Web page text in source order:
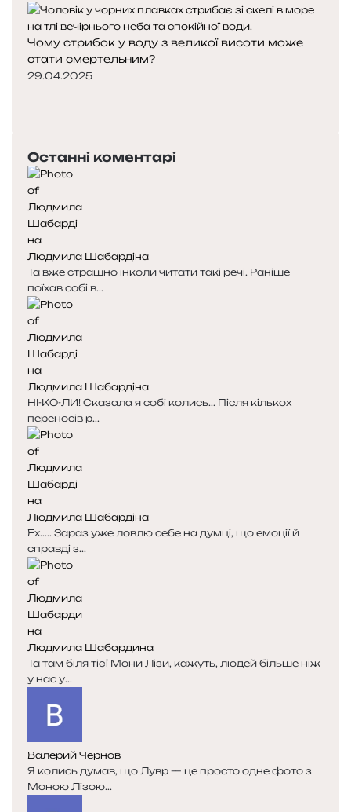
Чому стрибок у воду з великої висоти може
стати смертельним?
29.04.2025
р
е
д
н
я
с
т
о
р
і
н
к
а
т
у
п
н
а
с
т
о
р
і
н
к
а
Останні коментарі
Людмила Шабардіна
Та вже страшно інколи читати такі речі. Раніше
поїхав собі в...
Людмила Шабардіна
НІ-КО-ЛИ! Сказала я собі колись... Після кількох
переносів р...
Людмила Шабардіна
Ех..... Зараз уже ловлю себе на думці, що емоції й
справді з...
Людмила Шабардина
Та там біля тієї Мони Лізи, кажуть, людей більше ніж
у нас у...
Валерий Чернов
Я колись думав, що Лувр — це просто одне фото з
Моною Лізою...